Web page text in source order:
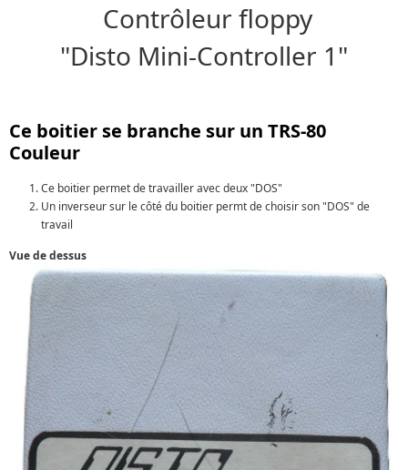
Contrôleur floppy
"Disto Mini-Controller 1"
Ce boitier se branche sur un TRS-80
Couleur
Ce boitier permet de travailler avec deux "DOS"
Un inverseur sur le côté du boitier permt de choisir son "DOS" de
travail
Vue de dessus